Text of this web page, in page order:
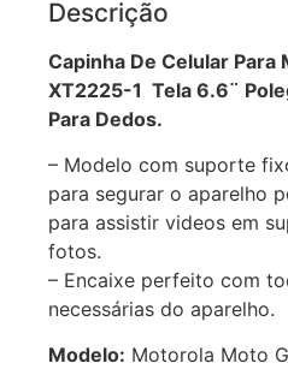
Descrição
Capinha De Celular
XT2225-1 Tela 6.6¨
Para Dedos.
– Modelo com suporte
para segurar o aparelho
para assistir videos em
fotos.
– Encaixe perfeito com
necessárias do aparelho.
Modelo: Motorola Moto